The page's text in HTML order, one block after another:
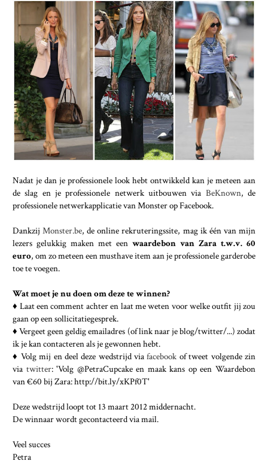
Nadat je dan je professionele look hebt ontwikkeld kan je meteen aan
de slag en je professionele netwerk uitbouwen via BeKnown, de
professionele netwerkapplicatie van Monster op Facebook.
Dankzij Monster.be, de online rekruteringssite, mag ik één van mijn
lezers gelukkig maken met een waardebon van Zara t.w.v. 60
euro, om zo meteen een musthave item aan je professionele garderobe
toe te voegen.
Wat moet je nu doen om deze te winnen?
♦ Laat een comment achter en laat me weten voor welke outfit jij zou
gaan op een sollicitatiegesprek.
♦ Vergeet geen geldig emailadres (of link naar je blog/twitter/...) zodat
ik je kan contacteren als je gewonnen hebt.
♦ Volg mij en deel deze wedstrijd viafacebook of tweet volgende zin
via twitter: 'Volg @PetraCupcake en maak kans op een Waardebon
van €60 bij Zara: http://bit.ly/xKPf0T'
Deze wedstrijd loopt tot 13 maart 2012 middernacht.
De winnaar wordt gecontacteerd via mail.
Veel succes
Petra